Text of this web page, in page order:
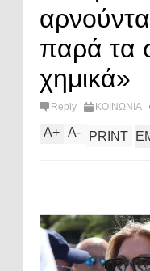
παρά τα
χημικά»
Reply ΚΟΙΝΩΝΙΑ
A+ A- PRINT